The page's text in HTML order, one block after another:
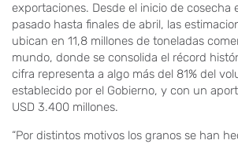
exportaciones. Desde el inicio de cosecha
pasado hasta finales de abril, las
ubican en 11,8 millones de toneladas
mundo, donde se consolida el récord
cifra representa a algo más del 81% del
establecido por el Gobierno, y con un
USD 3.400 millones.
“Por distintos motivos los granos se han